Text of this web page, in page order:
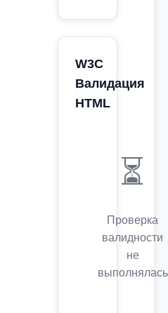
W3C
Валидация
HTML
⏳
Проверка
валидности
не
выполнялась